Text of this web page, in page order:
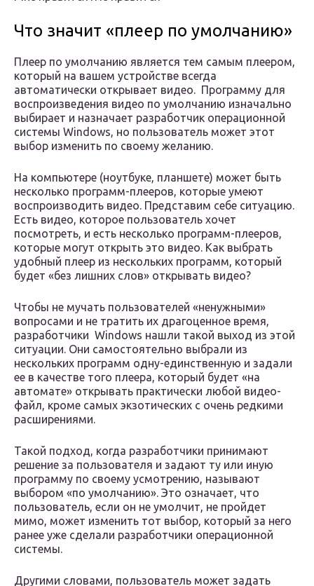
Что значит «плеер по умолчанию»
Плеер по умолчанию является тем самым плеером,
который на вашем устройстве всегда
автоматически открывает видео. Программу для
воспроизведения видео по умолчанию изначально
выбирает и назначает разработчик операционной
системы Windows, но пользователь может этот
выбор изменить по своему желанию.
На компьютере (ноутбуке, планшете) может быть
несколько программ-плееров, которые умеют
воспроизводить видео. Представим себе ситуацию.
Есть видео, которое пользователь хочет
посмотреть, и есть несколько программ-плееров,
которые могут открыть это видео. Как выбрать
удобный плеер из нескольких программ, который
будет «без лишних слов» открывать видео?
Чтобы не мучать пользователей «ненужными»
вопросами и не тратить их драгоценное время,
разработчики Windows нашли такой выход из этой
ситуации. Они самостоятельно выбрали из
нескольких программ одну-единственную и задали
ее в качестве того плеера, который будет «на
автомате» открывать практически любой видео-
файл, кроме самых экзотических с очень редкими
расширениями.
Такой подход, когда разработчики принимают
решение за пользователя и задают ту или иную
программу по своему усмотрению, называют
выбором «по умолчанию». Это означает, что
пользователь, если он не умолчит, не пройдет
мимо, может изменить тот выбор, который за него
ранее уже сделали разработчики операционной
системы.
Другими словами, пользователь может задать